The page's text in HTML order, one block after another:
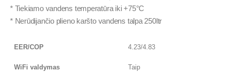
* Tiekiamo vandens temperatūra iki +75°C
* Nerūdijančio plieno karšto vandens talpa 250ltr
EER/COP 4.23/4.83
WiFi valdymas Taip